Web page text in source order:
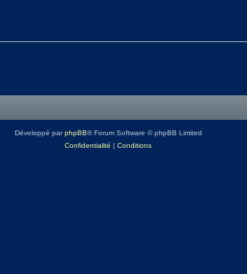
Développé parphpBB® Forum Software © phpBB Limited
Confidentialité | Conditions